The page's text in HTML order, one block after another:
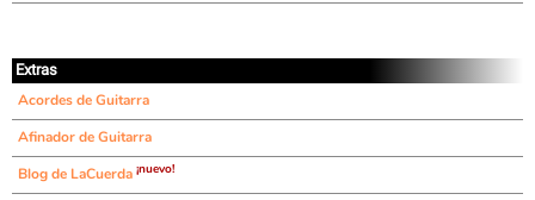
Extras
Acordes de Guitarra
Afinador de Guitarra
Blog de LaCuerda ¡nuevo!